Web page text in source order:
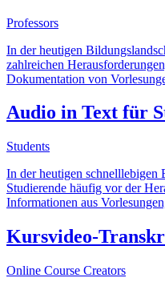
Professors
In der heutigen
zahlreichen
Dokumentation von
Audio in Text für
Students
In der heutigen schnelllebigen
Studierende häufig vor der
Informationen aus
Kursvideo-
Online Course Creators